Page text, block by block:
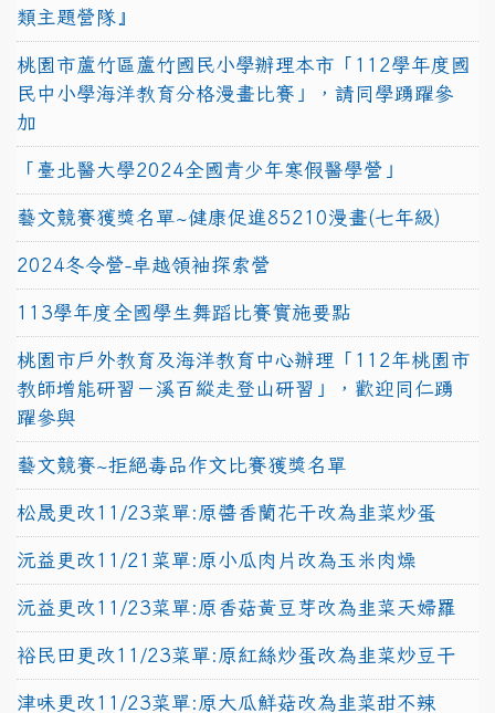
類主題營隊』
桃園市蘆竹區蘆竹國民小學辦理本市「112學年度國
民中小學海洋教育分格漫畫比賽」，請同學踴躍參
加
「臺北醫大學2024全國青少年寒假醫學營」
藝文競賽獲獎名單~健康促進85210漫畫(七年級)
2024冬令營-卓越領袖探索營
113學年度全國學生舞蹈比賽實施要點
桃園市戶外教育及海洋教育中心辦理「112年桃園市
教師增能研習－溪百縱走登山研習」，歡迎同仁踴
躍參與
藝文競賽~拒絕毒品作文比賽獲獎名單
松晟更改11/23菜單:原醬香蘭花干改為韭菜炒蛋
沅益更改11/21菜單:原小瓜肉片改為玉米肉燥
沅益更改11/23菜單:原香菇黃豆芽改為韭菜天婦羅
裕民田更改11/23菜單:原紅絲炒蛋改為韭菜炒豆干
津味更改11/23菜單:原大瓜鮮菇改為韭菜甜不辣